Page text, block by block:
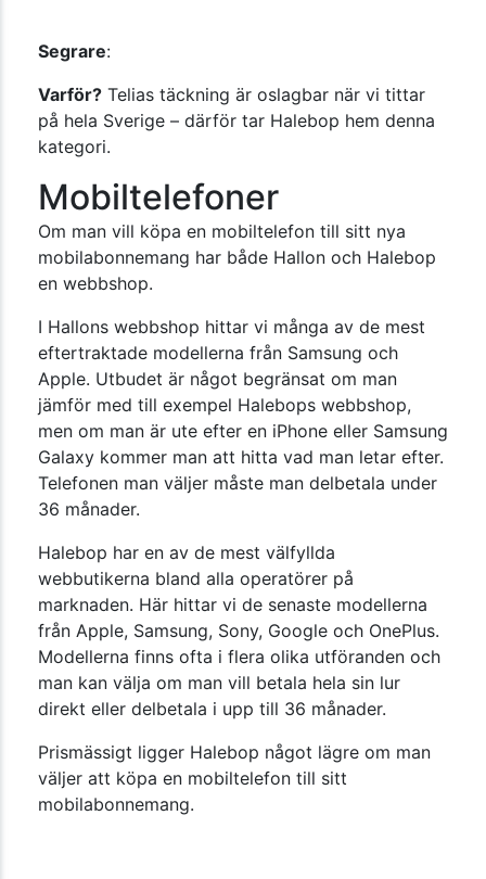
Segrare:
Varför? Telias täckning är oslagbar när vi tittar
på hela Sverige – därför tar Halebop hem denna
kategori.
Mobiltelefoner
Om man vill köpa en mobiltelefon till sitt nya
mobilabonnemang har både Hallon och Halebop
en webbshop.
I Hallons webbshop hittar vi många av de mest
eftertraktade modellerna från Samsung och
Apple. Utbudet är något begränsat om man
jämför med till exempel Halebops webbshop,
men om man är ute efter en iPhone eller Samsung
Galaxy kommer man att hitta vad man letar efter.
Telefonen man väljer måste man delbetala under
36 månader.
Halebop har en av de mest välfyllda
webbutikerna bland alla operatörer på
marknaden. Här hittar vi de senaste modellerna
från Apple, Samsung, Sony, Google och OnePlus.
Modellerna finns ofta i flera olika utföranden och
man kan välja om man vill betala hela sin lur
direkt eller delbetala i upp till 36 månader.
Prismässigt ligger Halebop något lägre om man
väljer att köpa en mobiltelefon till sitt
mobilabonnemang.